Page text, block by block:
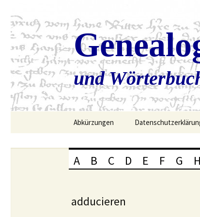
und
Abkürzungen
A B C D E F G H
adducieren